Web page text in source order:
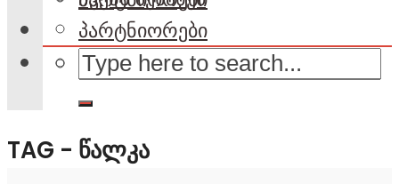
პარტნიორები
TAG - ᲬᲐᲚᲙᲐ